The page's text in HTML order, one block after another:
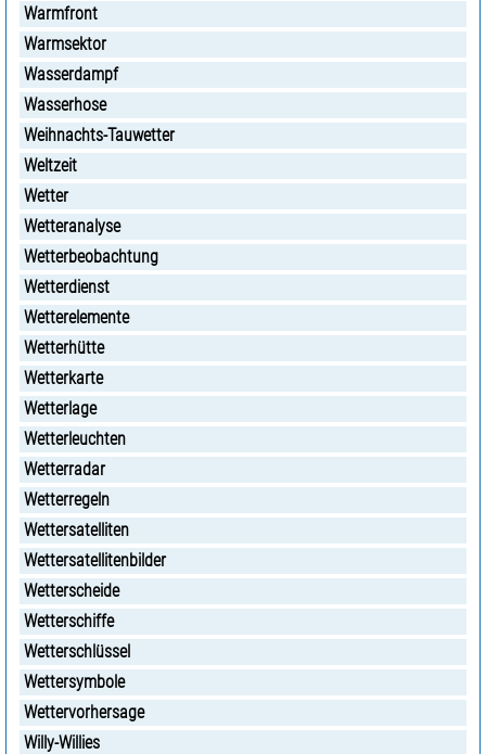
Warmfront
Warmsektor
Wasserdampf
Wasserhose
Weihnachts-Tauwetter
Weltzeit
Wetter
Wetteranalyse
Wetterbeobachtung
Wetterdienst
Wetterelemente
Wetterhütte
Wetterkarte
Wetterlage
Wetterleuchten
Wetterradar
Wetterregeln
Wettersatelliten
Wettersatellitenbilder
Wetterscheide
Wetterschiffe
Wetterschlüssel
Wettersymbole
Wettervorhersage
Willy-Willies